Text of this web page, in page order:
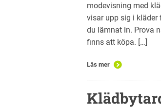
modevisning med
visar upp sig i
du lämnat in. Prova
finns att köpa. […]
Läs mer